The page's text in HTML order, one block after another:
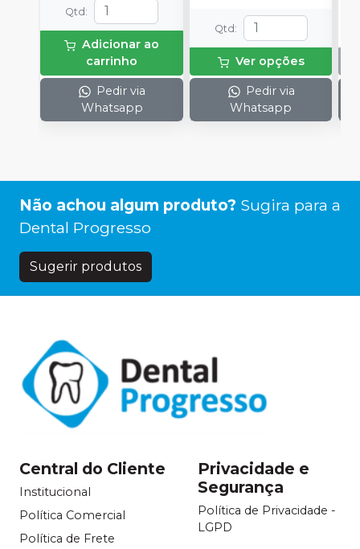
Qtd :
Adicionar ao
carrinho
Pedir via
Whatsapp
Qtd :
Ver opções
Pedir via
Whatsapp
Não achou algum produto? Sugira para a
Dental Progresso
Sugerir produtos
Central do Cliente
Institucional
Política Comercial
Política de Frete
Privacidade e
Segurança
Política de Privacidade -
LGPD